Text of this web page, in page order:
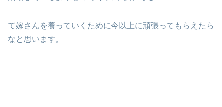
て嫁さんを養っていくために今以上に頑張ってもらえたら
なと思います。